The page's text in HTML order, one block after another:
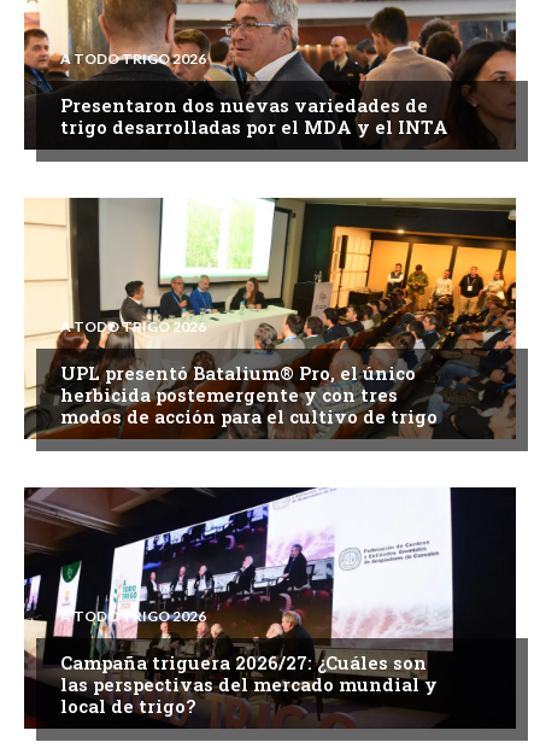
A TODO TRIGO 2026
Presentaron dos nuevas variedades de
trigo desarrolladas por el MDA y el INTA
A TODO TRIGO 2026
UPL presentó Batalium® Pro, el único
herbicida postemergente y con tres
modos de acción para el cultivo de trigo
A TODO TRIGO 2026
Campaña triguera 2026/27: ¿Cuáles son
las perspectivas del mercado mundial y
local de trigo?